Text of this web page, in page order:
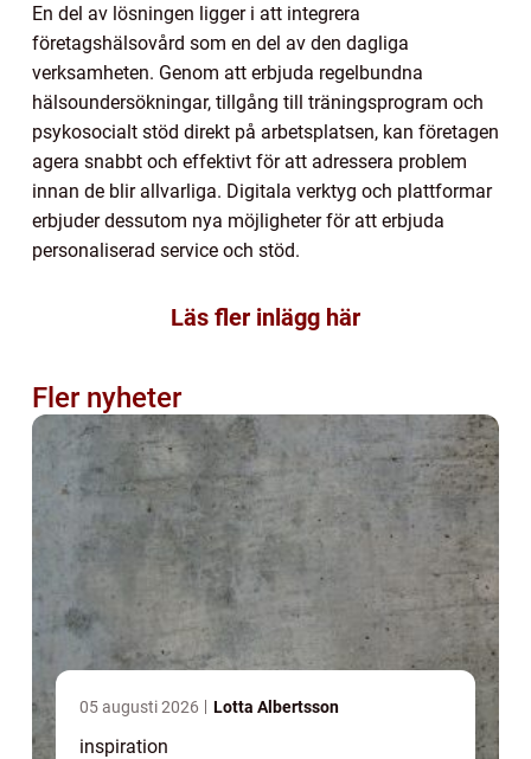
En del av lösningen ligger i att integrera
företagshälsovård som en del av den dagliga
verksamheten. Genom att erbjuda regelbundna
hälsoundersökningar, tillgång till träningsprogram och
psykosocialt stöd direkt på arbetsplatsen, kan företagen
agera snabbt och effektivt för att adressera problem
innan de blir allvarliga. Digitala verktyg och plattformar
erbjuder dessutom nya möjligheter för att erbjuda
personaliserad service och stöd.
Läs fler inlägg här
Fler nyheter
05 augusti 2026 Lotta Albertsson
inspiration